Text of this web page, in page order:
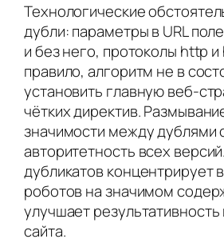
Технологические
дубли: параметры в URL
и без него, протоколы http
правило, алгоритм не в
установить главную веб-
чётких директив.
значимости между дублями
авторитетность всех
дубликатов концентрирует
роботов на значимом
улучшает
сайта.